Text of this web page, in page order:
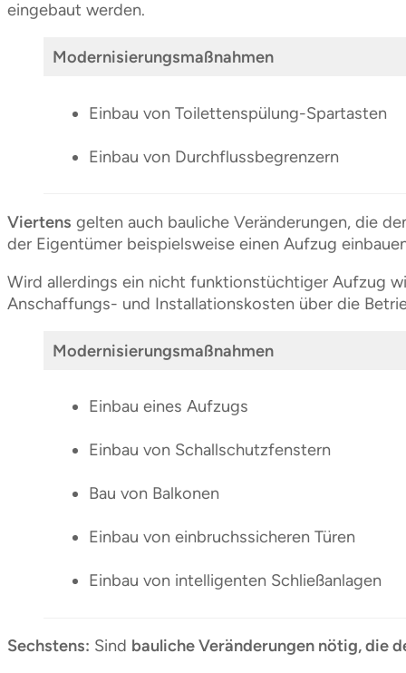
eingebaut werden.
Modernisierungsmaßnahmen
Einbau von Toilettenspülung-Spartasten
Einbau von Durchflussbegrenzern
Viertens gelten auch bauliche Veränderungen, die
der Eigentümer beispielsweise einen Aufzug
Wird allerdings ein nicht funktionstüchtiger Aufzug
Anschaffungs- und Installationskosten über die
Modernisierungsmaßnahmen
Einbau eines Aufzugs
Einbau von Schallschutzfenstern
Bau von Balkonen
Einbau von einbruchssicheren Türen
Einbau von intelligenten Schließanlagen
Sechstens: Sind bauliche Veränderungen nötig, die